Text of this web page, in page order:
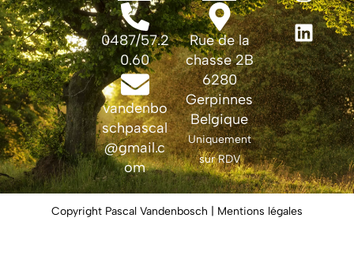
0487/57.2
0.60
vandenbo
schpascal
@gmail.c
om
Rue de la
chasse 2B
6280
Gerpinnes
Belgique
Uniquement
sur RDV
Copyright Pascal Vandenbosch | Mentions légales